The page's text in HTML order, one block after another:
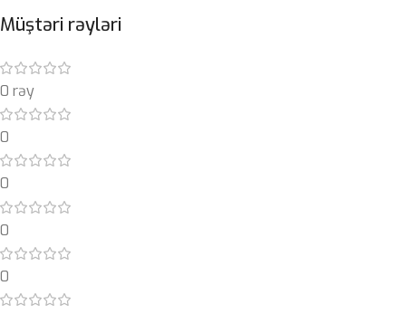
Müştəri rəyləri
0 rəy
0
0
0
0